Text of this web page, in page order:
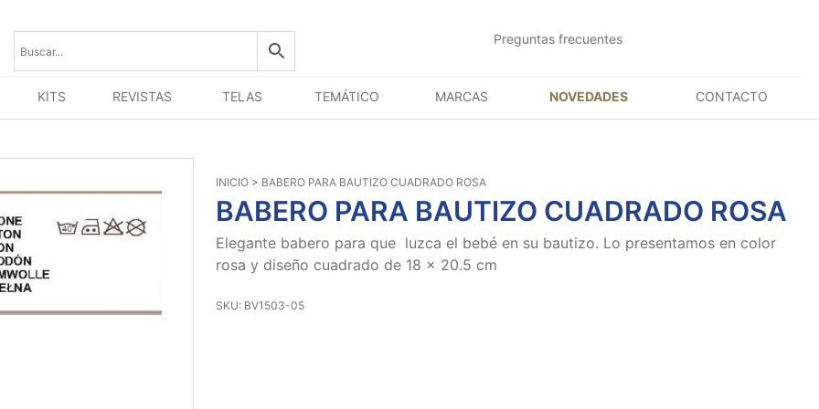
Preguntas frecuentes
KITS REVISTAS TELAS TEMÁTICO MARCAS NOVEDADES CONTACTO
INICIO > BABERO PARA BAUTIZO CUADRADO ROSA
BABERO PARA BAUTIZO CUADRADO ROSA
Elegante babero para que luzca el bebé en su bautizo. Lo presentamos en color
rosa y diseño cuadrado de 18 x 20.5 cm
SKU: BV1503-05